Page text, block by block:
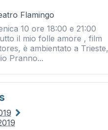
Flamingo
10 ore 18:00 e 21:00
il mio folle amore , film
è ambientato a Trieste,
Pranno...